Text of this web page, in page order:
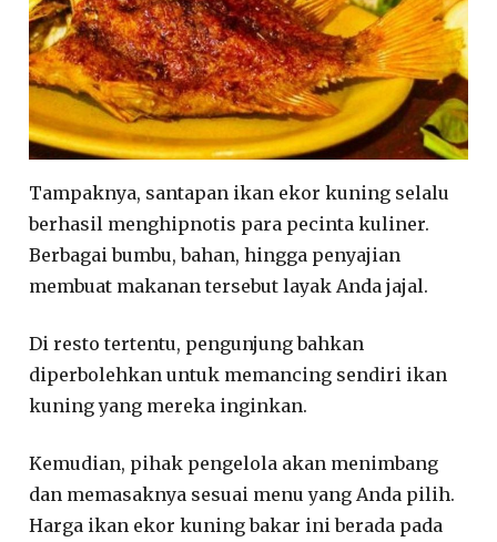
Tampaknya, santapan ikan ekor kuning selalu
berhasil menghipnotis para pecinta kuliner.
Berbagai bumbu, bahan, hingga penyajian
membuat makanan tersebut layak Anda jajal.
Di resto tertentu, pengunjung bahkan
diperbolehkan untuk memancing sendiri ikan
kuning yang mereka inginkan.
Kemudian, pihak pengelola akan menimbang
dan memasaknya sesuai menu yang Anda pilih.
Harga ikan ekor kuning bakar ini berada pada